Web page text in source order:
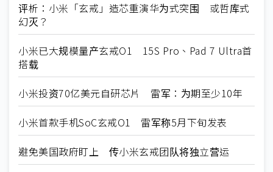
评析：小米「玄戒」造芯重演华为式突围 或哲库式
幻灭？
小米已大规模量产玄戒O1 15S Pro、Pad 7 Ultra首
搭载
小米投资70亿美元自研芯片 雷军：为期至少10年
小米首款手机SoC玄戒O1 雷军称5月下旬发表
避免美国政府盯上 传小米玄戒团队将独立营运